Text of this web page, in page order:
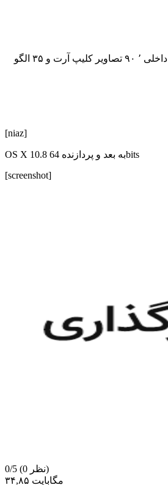
بیش از ۱۰۰ آیکون دستور داخلی ٬ ۹۰ تصاویر کلیپ آرت و ۳۵ الگو
[niaz]
OS X 10.8 به بعد و پردازنده 64bits
[screenshot]
0/5
(0 نظر)
۳۴,۸۵ مگابایت